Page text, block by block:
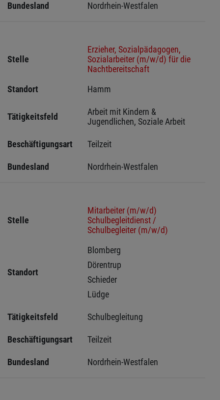
Bundesland Nordrhein-Westfalen
Stelle
Erzieher, Sozialpädagogen,
Sozialarbeiter (m/w/d) für die
Nachtbereitschaft
Standort
Hamm
Tätigkeitsfeld
Arbeit mit Kindern &
Jugendlichen, Soziale Arbeit
Beschäftigungsart Teilzeit
Bundesland Nordrhein-Westfalen
Stelle
Mitarbeiter (m/w/d)
Schulbegleitdienst /
Schulbegleiter (m/w/d)
Standort
Blomberg
Dörentrup
Schieder
Lüdge
Tätigkeitsfeld Schulbegleitung
Beschäftigungsart Teilzeit
Bundesland Nordrhein-Westfalen